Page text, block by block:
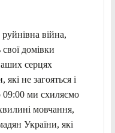
війна,
домівки
серцях
не загояться і
09:00 ми схиляємо
мовчання,
України, які